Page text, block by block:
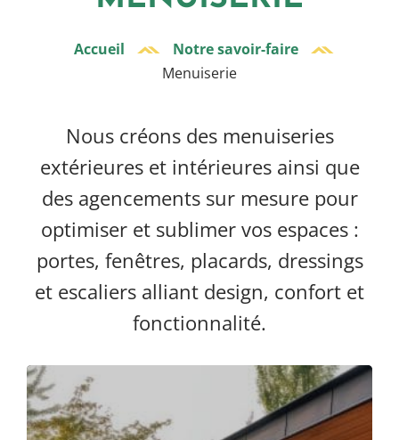
NOTRE SAVOIR-FAIRE
Accueil
Notre savoir-faire
Menuiserie
Nous créons des menuiseries
extérieures et intérieures ainsi que
des agencements sur mesure pour
optimiser et sublimer vos espaces :
portes, fenêtres, placards, dressings
et escaliers alliant design, confort et
fonctionnalité.